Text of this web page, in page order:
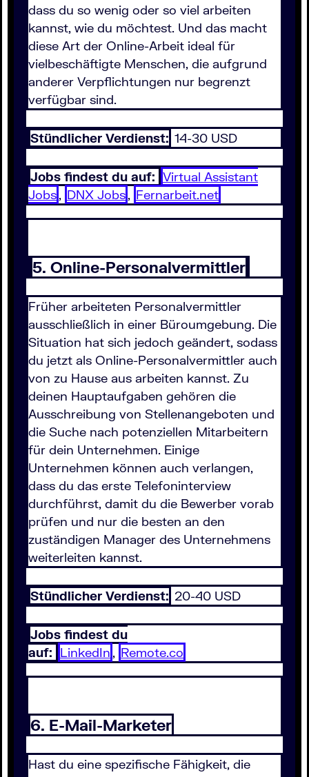
dass du so wenig oder so viel arbeiten
kannst, wie du möchtest. Und das macht
diese Art der Online-Arbeit ideal für
vielbeschäftigte Menschen, die aufgrund
anderer Verpflichtungen nur begrenzt
verfügbar sind.
Stündlicher Verdienst: 14-30 USD
Jobs findest du auf: Virtual Assistant
Jobs, DNX Jobs, Fernarbeit.net
5. Online-Personalvermittler
Früher arbeiteten Personalvermittler
ausschließlich in einer Büroumgebung. Die
Situation hat sich jedoch geändert, sodass
du jetzt als Online-Personalvermittler auch
von zu Hause aus arbeiten kannst. Zu
deinen Hauptaufgaben gehören die
Ausschreibung von Stellenangeboten und
die Suche nach potenziellen Mitarbeitern
für dein Unternehmen. Einige
Unternehmen können auch verlangen,
dass du das erste Telefoninterview
durchführst, damit du die Bewerber vorab
prüfen und nur die besten an den
zuständigen Manager des Unternehmens
weiterleiten kannst.
Stündlicher Verdienst: 20-40 USD
Jobs findest du
auf: LinkedIn , Remote.co
6. E-Mail-Marketer
Hast du eine spezifische Fähigkeit, die